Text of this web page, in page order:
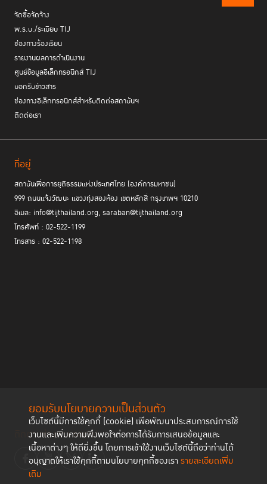
ยอมรับนโยบายความเป็นส่วนตัว
เว็บไซต์นี้มีการใช้คุกกี้ (cookie) เพื่อพัฒนาประสบการณ์การใช้
งานและเพิ่มความพึงพอใจต่อการได้รับการเสนอข้อมูลและ
เนื้อหาต่างๆ ให้ดียิ่งขึ้น โดยการเข้าใช้งานเว็บไซต์นี้ถือว่าท่านได้
อนุญาตให้เราใช้คุกกี้ตามนโยบายคุกกี้ของเรา รายละเอียดเพิ่ม
เติม
จัดซื้อจัดจ้าง
พ.ร.บ./ระเบียบ TIJ
ช่องทางร้องเรียน
รายงานผลการดำเนินงาน
ศูนย์ข้อมูลอิเล็กทรอนิกส์ TIJ
บอกรับข่าวสาร
ช่องทางอิเล็กทรอนิกส์สำหรับติดต่อสถาบันฯ
ติดต่อเรา
ที่อยู่
สถาบันเพื่อการยุติธรรมแห่งประเทศไทย (องค์การมหาชน)
999 ถนนแจ้งวัฒนะ แขวงทุ่งสองห้อง เขตหลักสี่ กรุงเทพฯ 10210
อีเมล: info@tijthailand.org, saraban@tijthailand.org
โทรศัพท์ : 02-522-1199
โทรสาร : 02-522-1198
ติดตามช่องทาง social